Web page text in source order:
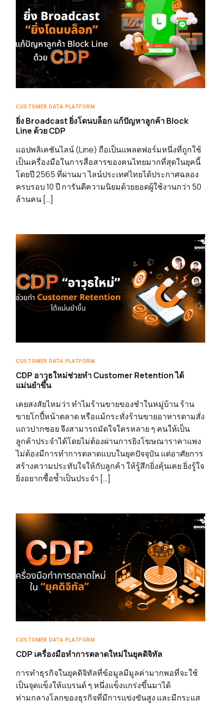
CUSTOMER DATA PLATFORM
ยิ่ง Broadcast ยิ่งโดนบล็อก แก้ปัญหาลูกค้า Block
Line ด้วย CDP
แอปพลิเคชันไลน์ (Line) ถือเป็นแพลตฟอร์มหนึ่งที่ถูกใช้
เป็นเครื่องมือในการสื่อสารของคนไทยมากที่สุดในยุคนี้
โดยปี 2565 ที่ผ่านมา ไลน์ประเทศไทยได้ประกาศฉลอง
ครบรอบ 10 ปี การันตีความนิยมด้วยยอดผู้ใช้งานกว่า 50
ล้านคน […]
CUSTOMER DATA PLATFORM
CDP อาวุธใหม่ช่วยทำ Customer Retention ได้
แม่นยำขึ้น
เคยสงสัยไหมว่า ทำไมร้านขายของชำในหมู่บ้าน ร้าน
ขายโกปี้หน้าตลาด หรือแม้กระทั่งร้านขายอาหารตามสั่ง
แถวปากซอย จึงสามารถมัดใจใครหลาย ๆ คนให้เป็น
ลูกค้าประจำได้โดยไม่ต้องผ่านการยิงโฆษณาราคาแพง
ไม่ต้องมีการทำการตลาดแบบในยุคปัจจุบัน แต่อาศัยการ
สร้างความประทับใจให้กับลูกค้า ให้รู้สึกยิ่งคุ้นเคย ยิ่งรู้ใจ
ยิ่งอยากซื้อซ้ำเป็นประจำ […]
CUSTOMER DATA PLATFORM
CDP เครื่องมือทำการตลาดใหม่ในยุคดิจิทัล
การทำธุรกิจในยุคดิจิทัลที่ข้อมูลมีมูลค่ามากพอที่จะใช้
เป็นจุดแข็งให้แบรนด์ ๆ หนึ่งแข็งแกร่งขึ้นมาได้
ท่ามกลางโลกของธุรกิจที่มีการแข่งขันสูง และมีกระแส